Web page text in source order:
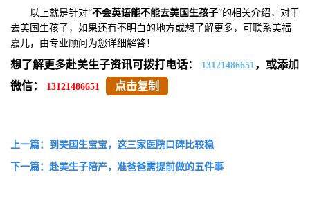
以上就是针对“不会英语能不能去美国生孩子”的相关介绍，对于
去美国生孩子，如果还有不明白的地方或想了解更多，可联系美福
嘉儿，由专业顾问为您详细解答！
想了解更多赴美生子资讯可拨打电话： 13121486651 ，或添加
微信：
13121486651 点击复制
上一篇：到美国生宝宝，这三家医院口碑比较稳
下一篇：赴美生子陪产，准爸爸需提前做的五件事